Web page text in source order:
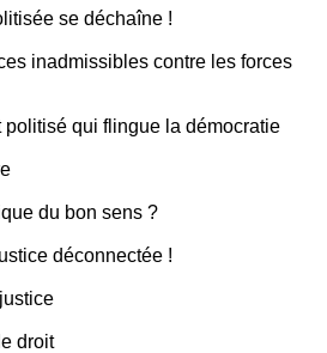
se déchaîne !
inadmissibles contre les forces
politisé qui flingue la démocratie
du bon sens ?
déconnectée !
droit